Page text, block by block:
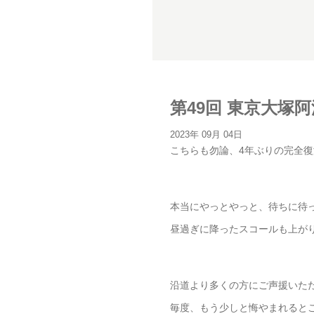
第49回 東京大塚
2023年 09月 04日
こちらも勿論、4年ぶりの完全復
本当にやっとやっと、待ちに待
昼過ぎに降ったスコールも上が
沿道より多くの方にご声援いた
毎度、もう少しと悔やまれると